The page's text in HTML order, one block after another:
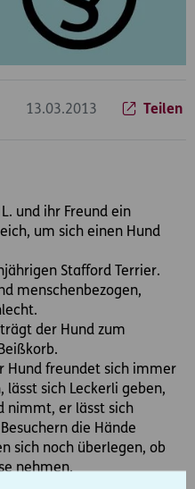
13.03.2013 Teilen
und ihr Freund ein
um sich einen Hund
Stafford Terrier.
menschenbezogen,
der Hund zum
Hund freundet sich immer
lässt sich Leckerli geben,
nimmt, er lässt sich
die Hände
sich noch überlegen, ob
nehmen.